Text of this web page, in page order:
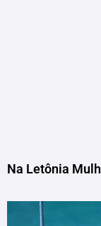
Na Letônia